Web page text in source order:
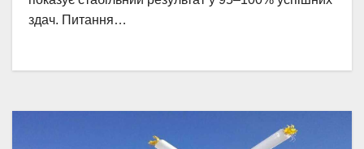
здач. Питання…